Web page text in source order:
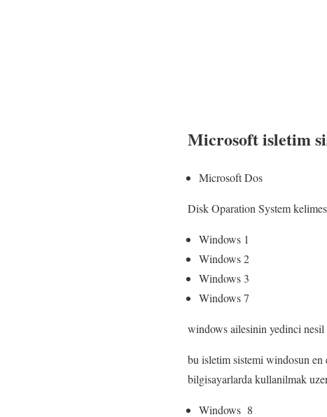
Microsoft isletim
Microsoft Dos
Disk Oparation System
Windows 1
Windows 2
Windows 3
Windows 7
windows ailesinin yedinci
bu isletim sistemi windosun
bilgisayarlarda kullanilmak
Windows 8